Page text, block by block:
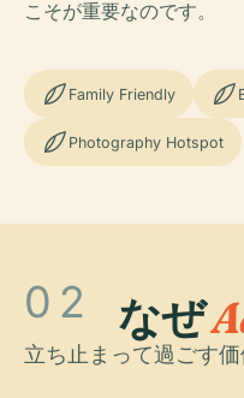
こそが重要なのです。
Family Friendly
Photography Hotspot
02 なぜ
立ち止まって過ごす価